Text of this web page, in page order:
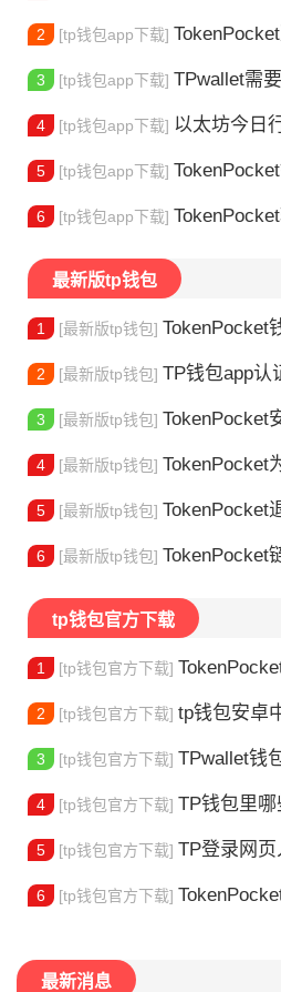
2 [tp钱包app下载] TokenPocket冻结
3 [tp钱包app下载] TPwallet需要添加trx
4 [tp钱包app下载] 以太坊今日行
5 [tp钱包app下载] TokenPocket钱包
6 [tp钱包app下载] TokenPocket
最新版tp钱包
1 [最新版tp钱包] TokenPocket钱
2 [最新版tp钱包] TP钱包app认证
3 [最新版tp钱包] TokenPocket安卓
4 [最新版tp钱包] TokenPocket为什
5 [最新版tp钱包] TokenPocket退出
6 [最新版tp钱包] TokenPocket链
tp钱包官方下载
1 [tp钱包官方下载] TokenPocket官方
2 [tp钱包官方下载] tp钱包安卓中
3 [tp钱包官方下载] TPwallet钱包使
4 [tp钱包官方下载] TP钱包里哪
5 [tp钱包官方下载] TP登录网页入
6 [tp钱包官方下载] TokenPocket
最新消息